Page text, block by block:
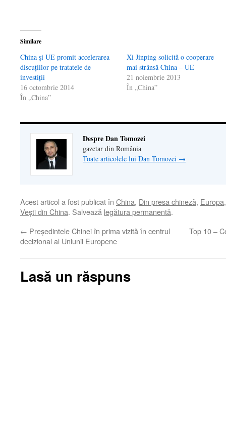
Similare
China și UE promit accelerarea
discuțiilor pe tratatele de
investiții
16 octombrie 2014
În „China”
Xi Jinping solicită o cooperare
mai strânsă China – UE
21 noiembrie 2013
În „China”
Despre Dan Tomozei
gazetar din România
Toate articolele lui Dan Tomozei →
Acest articol a fost publicat în China, Din presa chineză, Europa
Veşti din China. Salvează legătura permanentă.
← Președintele Chinei în prima vizită în centrul
decizional al Uniunii Europene
Top 10 –
Lasă un răspuns